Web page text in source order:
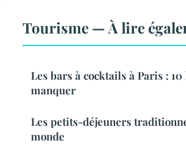
Tourisme — À lire
Les bars à cocktails à Paris :
manquer
Les petits-déjeuners
monde